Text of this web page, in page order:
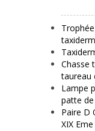
Chasse
taureau
Lampe
patte
Paire D
XIX